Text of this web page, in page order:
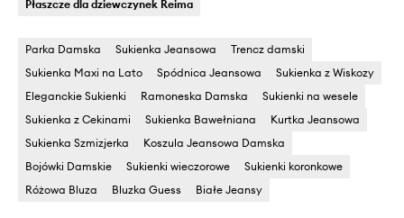
Płaszcze dla dziewczynek Reima
Parka Damska Sukienka Jeansowa
Trencz damski
Sukienka Maxi na Lato
Spódnica Jeansowa
Sukienka z Wiskozy
Eleganckie Sukienki
Ramoneska Damska
Sukienki na wesele
Sukienka z Cekinami
Sukienka Bawełniana
Kurtka Jeansowa
Sukienka Szmizjerka
Koszula Jeansowa Damska
Bojówki Damskie
Sukienki wieczorowe
Sukienki koronkowe
Różowa Bluza
Bluzka Guess Białe Jeansy